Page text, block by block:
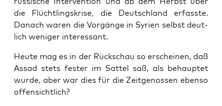
die Flücht­lings­kri­se, die Deutsch­land erfass­te.
Danach waren die Vor­gän­ge in Syri­en selbst deut­
lich weni­ger interessant.
Heu­te mag es in der Rück­schau so erschei­nen, daß
Assad stets fes­ter im Sat­tel saß, als behaup­tet
wur­de, aber war dies für die Zeit­ge­nos­sen eben­so
offensichtlich?